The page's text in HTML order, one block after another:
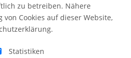
zu betreiben. Nähere
von Cookies auf dieser Website,
Statistiken